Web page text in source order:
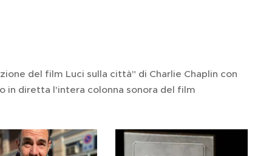
del film Luci sulla città" di Charlie Chaplin con
in diretta l'intera colonna sonora del film